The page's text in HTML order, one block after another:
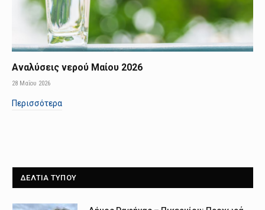
Αναλύσεις νερού Μαίου 2026
28 Μαΐου 2026
Περισσότερα
ΔΕΛΤΙΑ ΤΥΠΟΥ